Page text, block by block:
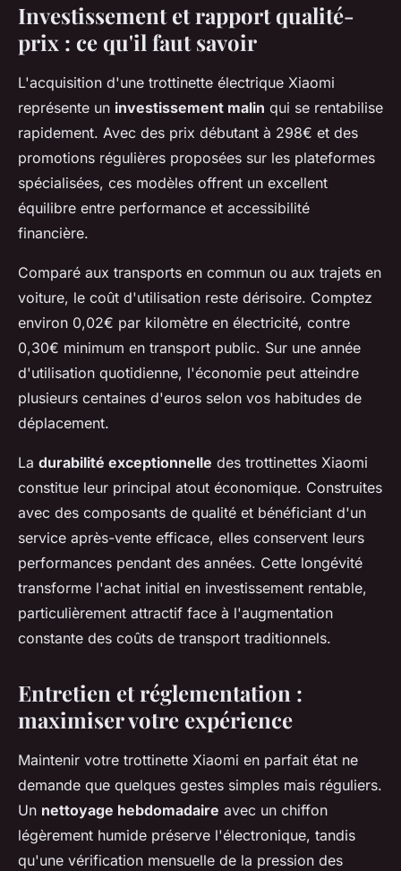
Investissement et rapport qualité-
prix : ce qu'il faut savoir
L'acquisition d'une trottinette électrique Xiaomi
représente un investissement malin qui se rentabilise
rapidement. Avec des prix débutant à 298€ et des
promotions régulières proposées sur les plateformes
spécialisées, ces modèles offrent un excellent
équilibre entre performance et accessibilité
financière.
Comparé aux transports en commun ou aux trajets en
voiture, le coût d'utilisation reste dérisoire. Comptez
environ 0,02€ par kilomètre en électricité, contre
0,30€ minimum en transport public. Sur une année
d'utilisation quotidienne, l'économie peut atteindre
plusieurs centaines d'euros selon vos habitudes de
déplacement.
La durabilité exceptionnelle des trottinettes Xiaomi
constitue leur principal atout économique. Construites
avec des composants de qualité et bénéficiant d'un
service après-vente efficace, elles conservent leurs
performances pendant des années. Cette longévité
transforme l'achat initial en investissement rentable,
particulièrement attractif face à l'augmentation
constante des coûts de transport traditionnels.
Entretien et réglementation :
maximiser votre expérience
Maintenir votre trottinette Xiaomi en parfait état ne
demande que quelques gestes simples mais réguliers.
Un nettoyage hebdomadaire avec un chiffon
légèrement humide préserve l'électronique, tandis
qu'une vérification mensuelle de la pression des